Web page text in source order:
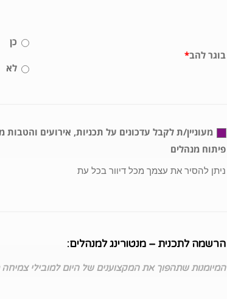
*בוגר להב
כן
לא
מעוניין/ת לקבל עדכונים על תכניות, אירועים והטבות
פיתוח מנהלים
ניתן להסיר את עצמך מכל דיוור בכל עת
הרשמה לתכנית – מנטורינג למנהלים:
המיומנות שתהפוך את המקצוענים של היום למובילי